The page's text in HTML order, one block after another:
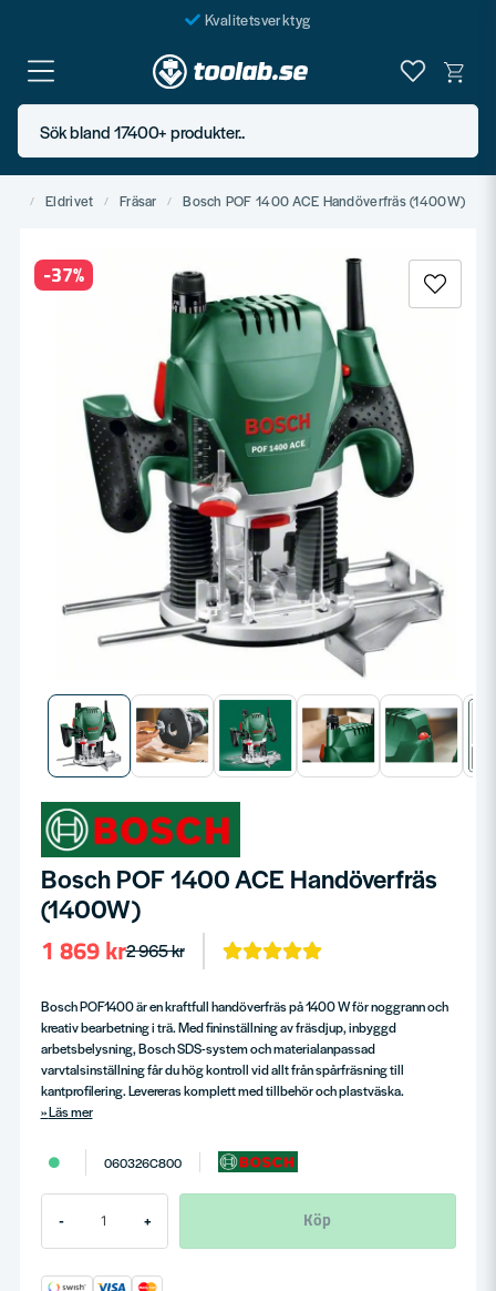
Kvalitetsverktyg
Fraktfritt över 999 SEK*
En järnhandel för alla
Butik i Göteborg
Sök bland 17400+ produkter..
Eldrivet Fräsar Bosch POF 1400 ACE Handöverfräs (1400W)
-37%
Bosch POF 1400 ACE Handöverfräs
(1400W)
2 965 kr
1 869 kr
Bosch POF1400 är en kraftfull handöverfräs på 1400 W för noggrann och
kreativ bearbetning i trä. Med fininställning av fräsdjup, inbyggd
arbetsbelysning, Bosch SDS-system och materialanpassad
varvtalsinställning får du hög kontroll vid allt från spårfräsning till
kantprofilering. Levereras komplett med tillbehör och plastväska.
Läs mer
060326C800
- + Köp